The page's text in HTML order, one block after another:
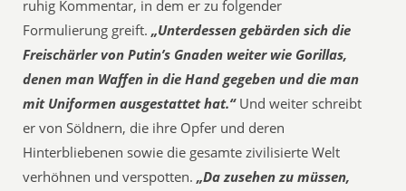
ruhig Kommentar, in dem er zu folgender
Formulierung greift. „Unterdessen gebärden sich die
Freischärler von Putin’s Gnaden weiter wie Gorillas,
denen man Waffen in die Hand gegeben und die man
mit Uniformen ausgestattet hat.“Und weiter schreibt
er von Söldnern, die ihre Opfer und deren
Hinterbliebenen sowie die gesamte zivilisierte Welt
verhöhnen und verspotten.„Da zusehen zu müssen,